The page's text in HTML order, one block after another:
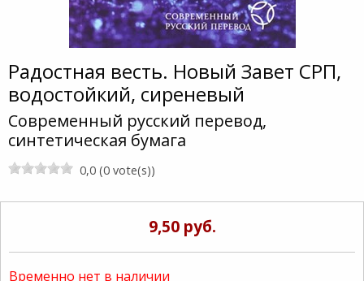
Радостная весть. Новый Завет СРП,
водостойкий, сиреневый
Современный русский перевод,
синтетическая бумага
0,0 (0 vote(s))
9,50 руб.
Временно нет в наличии